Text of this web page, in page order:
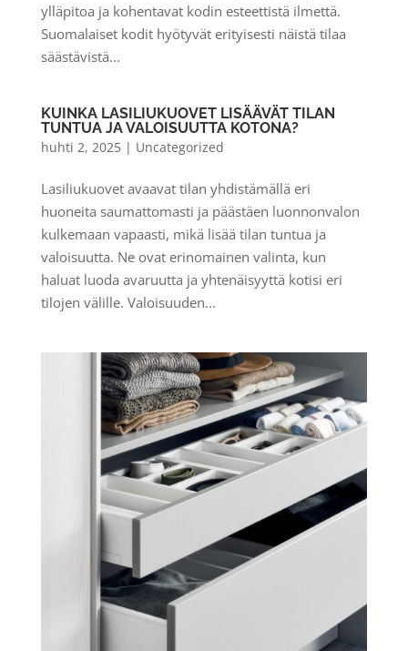
ylläpitoa ja kohentavat kodin esteettistä ilmettä.
Suomalaiset kodit hyötyvät erityisesti näistä tilaa
säästävistä...
KUINKA LASILIUKUOVET LISÄÄVÄT TILAN
TUNTUA JA VALOISUUTTA KOTONA?
huhti 2, 2025| Uncategorized
Lasiliukuovet avaavat tilan yhdistämällä eri
huoneita saumattomasti ja päästäen luonnonvalon
kulkemaan vapaasti, mikä lisää tilan tuntua ja
valoisuutta. Ne ovat erinomainen valinta, kun
haluat luoda avaruutta ja yhtenäisyyttä kotisi eri
tilojen välille. Valoisuuden...